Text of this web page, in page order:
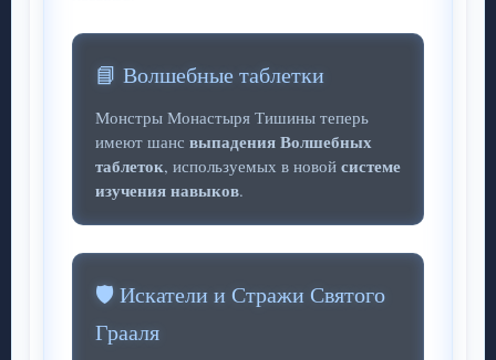
📘 Волшебные таблетки
Монстры Монастыря Тишины теперь
имеют шанс выпадения Волшебных
таблеток, используемых в новой системе
изучения навыков.
🛡️ Искатели и Стражи Святого
Грааля